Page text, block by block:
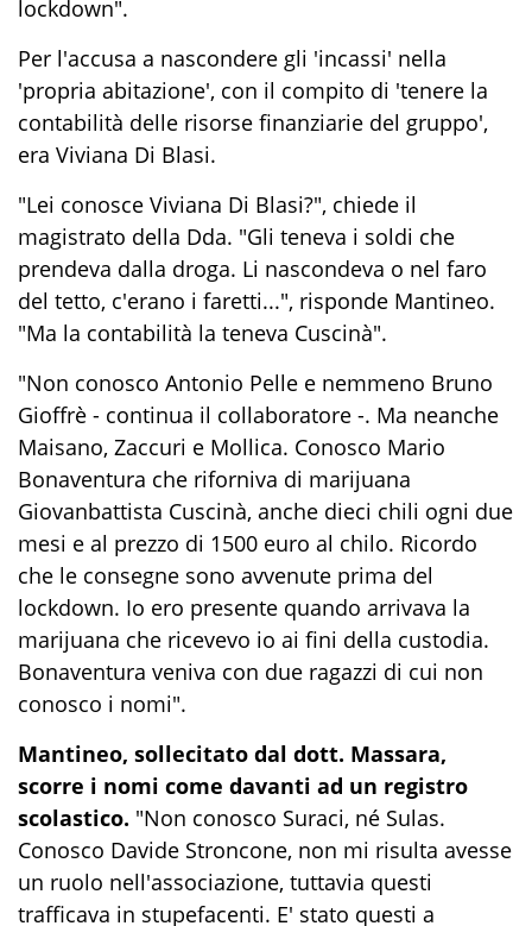
lockdown".
Per l'accusa a nascondere gli 'incassi' nella
'propria abitazione', con il compito di 'tenere la
contabilità delle risorse finanziarie del gruppo',
era Viviana Di Blasi.
"Lei conosce Viviana Di Blasi?", chiede il
magistrato della Dda. "Gli teneva i soldi che
prendeva dalla droga. Li nascondeva o nel faro
del tetto, c'erano i faretti...", risponde Mantineo.
"Ma la contabilità la teneva Cuscinà".
"Non conosco Antonio Pelle e nemmeno Bruno
Gioffrè - continua il collaboratore -. Ma neanche
Maisano, Zaccuri e Mollica. Conosco Mario
Bonaventura che riforniva di marijuana
Giovanbattista Cuscinà, anche dieci chili ogni due
mesi e al prezzo di 1500 euro al chilo. Ricordo
che le consegne sono avvenute prima del
lockdown. Io ero presente quando arrivava la
marijuana che ricevevo io ai fini della custodia.
Bonaventura veniva con due ragazzi di cui non
conosco i nomi".
Mantineo, sollecitato dal dott. Massara,
scorre i nomi come davanti ad un registro
scolastico. "Non conosco Suraci, né Sulas.
Conosco Davide Stroncone, non mi risulta avesse
un ruolo nell'associazione, tuttavia questi
trafficava in stupefacenti. E' stato questi a